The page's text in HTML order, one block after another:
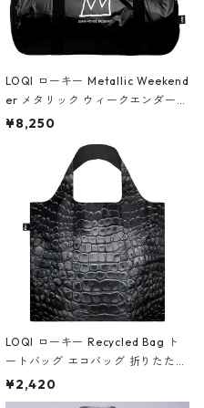
LOQI ローキー Metallic Weekend
er メタリック ウィークエンダー
ボストンバッグ ショルダーバッグ
Black ジャン=ミッシェル・バスキ
ア/クラウン ブラック
¥8,250
LOQI ローキー Recycled Bag ト
ートバッグ エコバッグ 折りたたみ
大きめ 撥水加工 収納ポーチ CRO
CODILE/Black クロコダイル/ブラ
¥2,420